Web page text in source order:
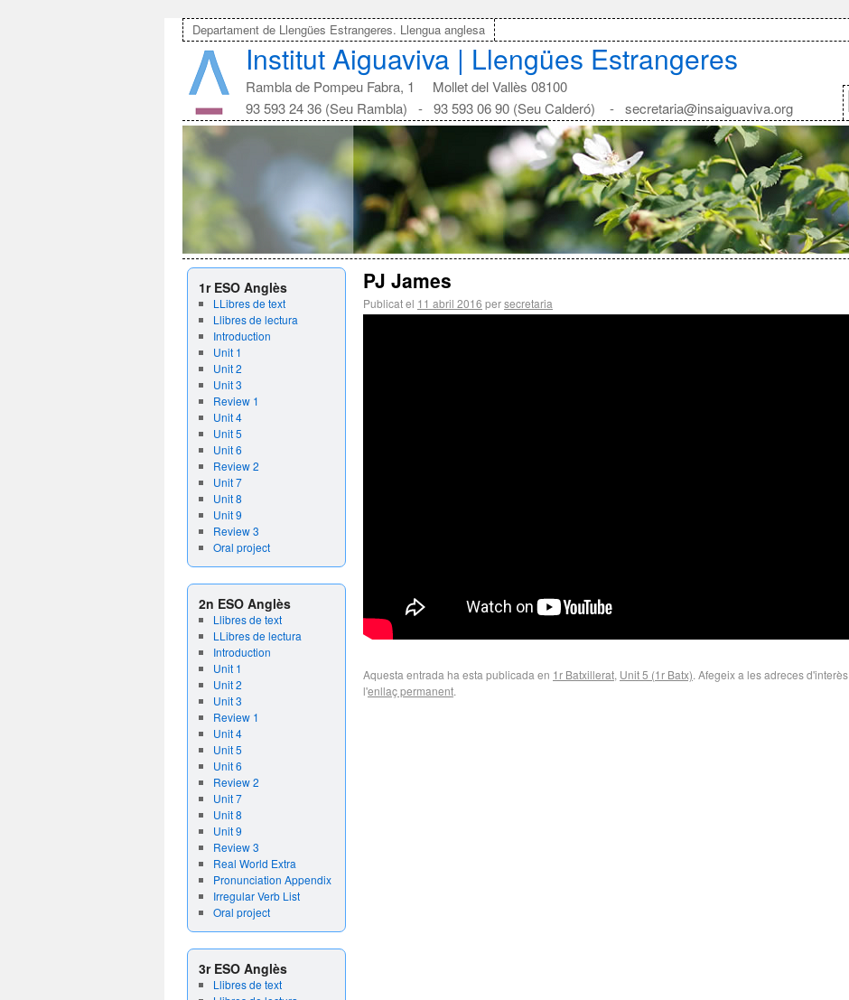
Departament de Llengües Estrangeres. Llengua anglesa
Institut Aiguaviva | Llengües Estrangeres
Rambla de Pompeu Fabra, 1 Mollet del Vallès 08100
93 593 24 36 (Seu Rambla) - 93 593 06 90 (Seu Calderó) - secretaria@insaiguaviva.org
1r ESO Anglès
LLibres de text
Llibres de lectura
Introduction
Unit 1
Unit 2
Unit 3
Review 1
Unit 4
Unit 5
Unit 6
Review 2
Unit 7
Unit 8
Unit 9
Review 3
Oral project
2n ESO Anglès
Llibres de text
LLibres de lectura
Introduction
Unit 1
Unit 2
Unit 3
Review 1
Unit 4
Unit 5
Unit 6
Review 2
Unit 7
Unit 8
Unit 9
Review 3
Real World Extra
Pronunciation Appendix
Irregular Verb List
Oral project
3r ESO Anglès
Llibres de text
PJ James
Publicat el 11 abril 2016 persecretaria
Aquesta entrada ha esta publicada en 1r Batxillerat, Unit 5 (1r Batx). Afegeix a les adreces d'interès
l'enllaç permanent.